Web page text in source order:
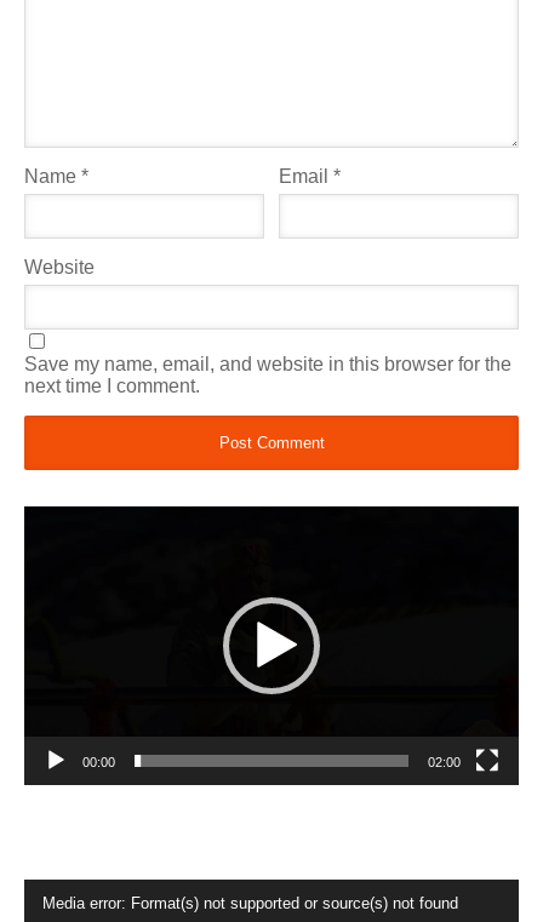
Name * Email*
Website
Save my name, email, and website in this browser for the
next time I comment.
00:00 02:00
Player
Media error: Format(s) not supported or source(s) not found